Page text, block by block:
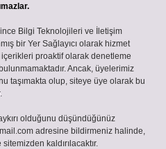
Bilgi Teknolojileri ve İletişim
bir Yer Sağlayıcı olarak hizmet
proaktif olarak denetleme
Ancak, üyelerimiz
taşımakta olup, siteye üye olarak bu
olduğunu düşündüğünüz
adresine bildirmeniz halinde,
kaldırılacaktır.